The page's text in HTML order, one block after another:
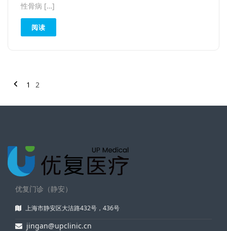
性骨病 […]
阅读
1 2
优复门诊（静安）
上海市静安区大沽路432号，436号
jingan@upclinic.cn